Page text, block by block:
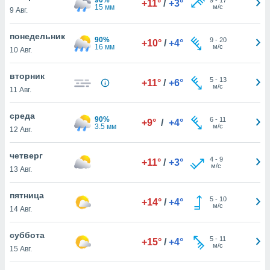
действия
рекламу
нашей
cookie
cookie
в
нашего
9 Авг.
15 мм
+11° / +3°
м/с
понедельник
10 Авг.
90%
16 мм
+10° / +4° 9- 20
м/с
вторник
11 Авг.
+11° / +6° 5- 13
м/с
среда
12 Авг.
90%
3.5 мм
+9° / +4° 6- 11
м/с
четверг
13 Авг.
+11° / +3° 4- 9
м/с
пятница
14 Авг.
+14° / +4° 5- 10
м/с
суббота
15 Авг.
+15° / +4° 5- 11
м/с